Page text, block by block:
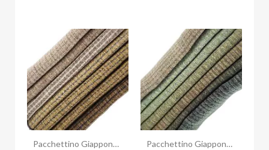
Anteprima Pacchettino Giapponese, 7 Tessuti 33 x 35 cm, Tortora Senape Anteprima Pacchettino Giapponese, 7 Tessuti 33 x 35 cm, Verde Beige